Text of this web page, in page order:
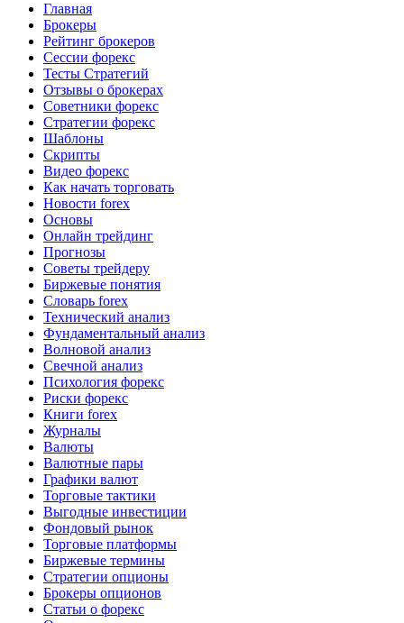
Главная
Брокеры
Рейтинг брокеров
Сессии форекс
Тесты Стратегий
Отзывы о брокерах
Советники форекс
Стратегии форекс
Шаблоны
Скрипты
Видео форекс
Как начать торговать
Новости forex
Основы
Онлайн трейдинг
Прогнозы
Советы трейдеру
Биржевые понятия
Словарь forex
Технический анализ
Фундаментальный анализ
Волновой анализ
Свечной анализ
Психология форекс
Риски форекс
Книги forex
Журналы
Валюты
Валютные пары
Графики валют
Торговые тактики
Выгодные инвестиции
Фондовый рынок
Торговые платформы
Биржевые термины
Стратегии опционы
Брокеры опционов
Статьи о форекс